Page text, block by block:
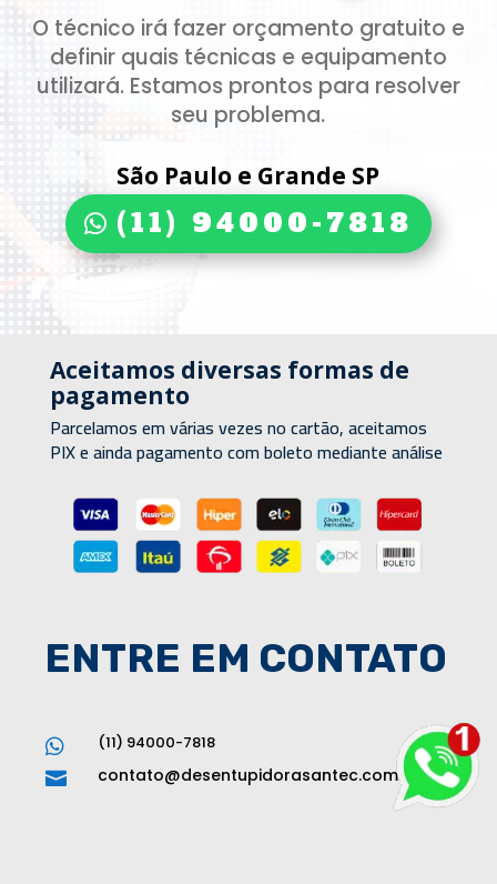
O técnico irá fazer orçamento gratuito e
definir quais técnicas e equipamento
utilizará. Estamos prontos para resolver
seu problema.
São Paulo e Grande SP
(11) 94000-7818
Aceitamos diversas formas de
pagamento
Parcelamos em várias vezes no cartão, aceitamos
PIX e ainda pagamento com boleto mediante análise
ENTRE EM CONTATO

(11) 94000-7818

contato@desentupidorasantec.com.br